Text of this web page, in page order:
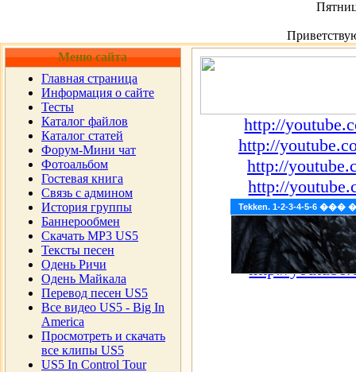
Меню сайта
Главная страница
Информация о сайте
Тесты
Каталог файлов
Каталог статей
Форум-Мини чат
Фотоальбом
Гостевая книга
Cвязь с админом
История группы
Баннерообмен
Скачать MP3 US5
Тексты песен
Одень Ричи
Одень Майкала
Перевод песен US5
Все видео US5 - Big In
America
Просмотреть и скачать
все клипы US5
US5 In Control Tour
Tekken. 1-2-3-4-5-6
http://
http://
http://
http://
http://
http://
http://
http://